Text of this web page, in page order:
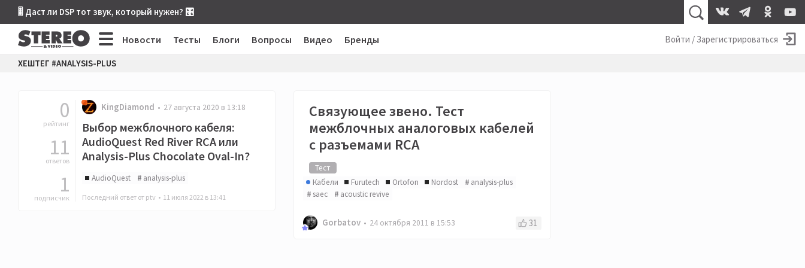
🎚 Даст ли DSP тот звук, который нужен? 🎛
Новости Тесты Блоги Вопросы Видео Бренды Войти / Зарегистрироваться
ХЕШТЕГ #ANALYSIS-PLUS
0
рейтинг
11
ответов
1
подписчик
KingDiamond 27 августа 2020 в 13:18
Выбор межблочного кабеля:
AudioQuest Red River RCA или
Analysis-Plus Chocolate Oval-In?
AudioQuest analysis-plus
Последний ответ от ptv • 11 июля 2022 в 13:41
Связующее звено. Тест
межблочных аналоговых кабелей
с разъемами RCA
Тест
Кабели
Furutech Ortofon Nordost
analysis-plus
saec
acoustic revive
Gorbatov 24 октября 2011 в 15:53 31